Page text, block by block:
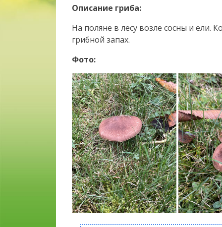
Описание гриба:
На поляне в лесу возле сосны и ели.
грибной запах.
Фото: